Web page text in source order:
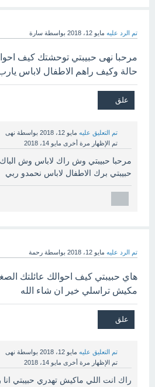
تم الرد عليه مايو 12، 2018 بواسطة سارة
مرحبا نهى حبيبتي توحشتك كيف
حالة وكيف راهم الاطفال لاباس
تم التعليق عليه مايو 12، 2018 بواسطة نهى
تم الإظهار مرة أخرى مايو 14، 2018
مرحبا حبيبتي وش راك لاباس وش
حبيبتي برك الاطفال لاباس نحمدو ربي
تم الرد عليه مايو 12، 2018 بواسطة رحمة
هاي حبيبتي كيف احوالك عائلتك
مكيش تراسلي خير ان شاء الله
تم التعليق عليه مايو 12، 2018 بواسطة نهى
تم الإظهار مرة أخرى مايو 14، 2018
راك انت اللي ماكيش تهدري حبيبتي انا